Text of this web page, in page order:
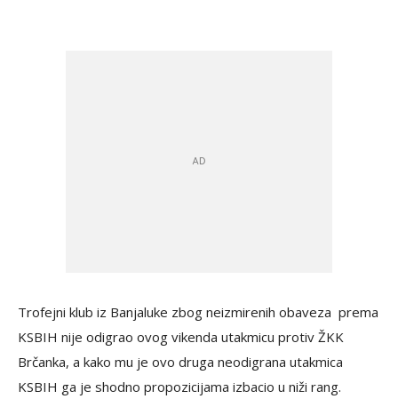
Trofejni klub iz Banjaluke zbog neizmirenih obaveza prema
KSBIH nije odigrao ovog vikenda utakmicu protiv ŽKK
Brčanka, a kako mu je ovo druga neodigrana utakmica
KSBIH ga je shodno propozicijama izbacio u niži rang.